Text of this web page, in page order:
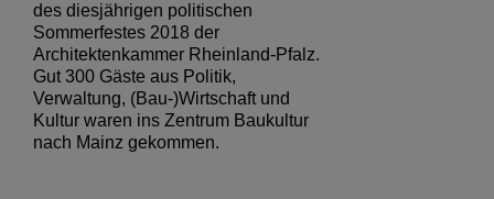
des diesjährigen politischen
Sommerfestes 2018 der
Architektenkammer Rheinland-Pfalz.
Gut 300 Gäste aus Politik,
Verwaltung, (Bau-)Wirtschaft und
Kultur waren ins Zentrum Baukultur
nach Mainz gekommen.